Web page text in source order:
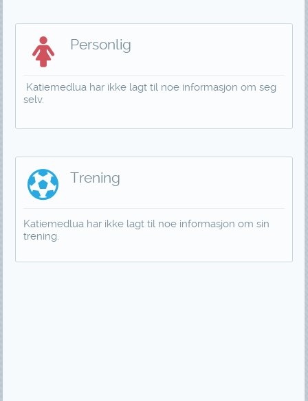
Personlig
Katiemedlua har ikke lagt til noe informasjon om seg
selv.
Trening
Katiemedlua har ikke lagt til noe informasjon om sin
trening.